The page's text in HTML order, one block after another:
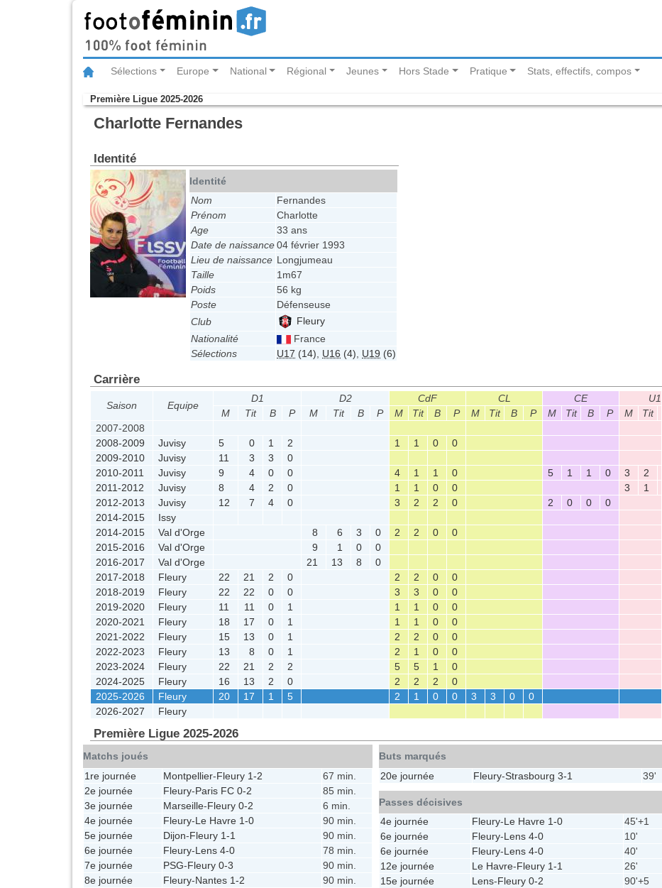
Sélections Europe National Régional Jeunes Hors Stade Pratique Stats, effectifs, compos
Première Ligue 2025-2026
Charlotte Fernandes
Identité
Identité
Nom
Fernandes
Prénom
Charlotte
Age
33 ans
Date de naissance04 février 1993
Lieu de naissance Longjumeau
Taille
1m67
Poids
56 kg
Poste
Défenseuse
Club
Fleury
Nationalité
France
Sélections
U17 (14), U16 (4), U19 (6)
Carrière
Saison Equipe
D1 D2 CdF CL CE U19
M
Tit B P M Tit B P M Tit B P M Tit B P M Tit B P M Tit
2007-2008
2008-2009
Juvisy 5 0 1 2 1 1 0 0
2009-2010
Juvisy 11 3 3 0
2010-2011
Juvisy 9 4 0 0 4 1 1 0 5 1 1 0 3 2
2011-2012
Juvisy 8 4 2 0 1 1 0 0 3 1
2012-2013
Juvisy 12 7 4 0 3 2 2 0 2 0 0
0
2014-2015
Issy
2014-2015
Val d'Orge 8 6 3 0 2 2 0
0
2015-2016
Val d'Orge 9 1 0
0
2016-2017
Val d'Orge 21 13 8
0
2017-2018
Fleury 22 21 2 0 2 2 0
0
2018-2019
Fleury 22 22 0 0 3 3 0
0
2019-2020
Fleury 11 11 0 1 1 1 0
0
2020-2021
Fleury 18 17 0 1 1 1 0
0
2021-2022
Fleury 15 13 0 1 2 2 0
0
2022-2023
Fleury 13 8 0 1 2 1 0
0
2023-2024
Fleury 22 21 2 2 5 5 1
0
2024-2025
Fleury 16 13 2 0 2 2 2
0
2025-2026
Fleury 20 17 1 5 2 1 0 0 3 3 0
0
2026-2027
Fleury
Première Ligue 2025-2026
Matchs joués
1re journée
Montpellier-Fleury 1-2
67 min.
2e journée
Fleury-Paris FC 0-2
85 min.
3e journée
Marseille-Fleury 0-2
6 min.
4e journée
Fleury-Le Havre 1-0
90 min.
5e journée
Dijon-Fleury 1-1
90 min.
6e journée
Fleury-Lens 4-0
78 min.
7e journée
PSG-Fleury 0-3
90 min.
8e journée
Fleury-Nantes 1-2
90 min.
Buts marqués
20e journée
Fleury-Strasbourg 3-1 39'
Passes décisives
4e journée
Fleury-Le Havre 1-0
45'+1
6e journée
Fleury-Lens 4-0
10'
6e journée
Fleury-Lens 4-0
40'
12e journée
Le Havre-Fleury 1-1
26'
15e journée
Lens-Fleury 0-2 90'+5